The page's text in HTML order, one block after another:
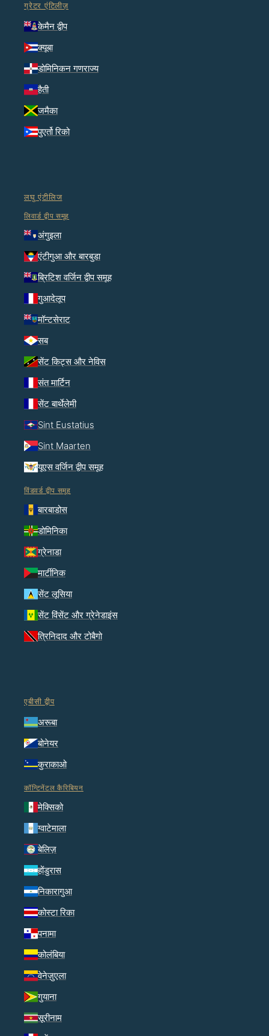
ग्रेटर एंटिलीज़
केमैन द्वीप
क्यूबा
डोमिनिकन गणराज्य
हैती
जमैका
पुएर्तो रिको
लघु एंटीलिज
लिवार्ड द्वीप समूह
अंगुइला
एंटीगुआ और बारबुडा
ब्रिटिश वर्जिन द्वीप समूह
गुआदेलूप
मॉन्टसेराट
सब
सेंट किट्स और नेविस
संत मार्टिन
सेंट बार्थेलेमी
Sint Eustatius
Sint Maarten
यूएस वर्जिन द्वीप समूह
विंडवर्ड द्वीप समूह
बारबाडोस
डोमिनिका
ग्रेनाडा
मार्टीनिक
सेंट लूसिया
सेंट विंसेंट और ग्रेनेडाइंस
त्रिनिदाद और टोबैगो
एबीसी द्वीप
अरूबा
बोनेयर
कुराकाओ
कॉन्टिनेंटल कैरिबियन
मेक्सिको
ग्वाटेमाला
बेलिज़
होंडुरास
निकारागुआ
कोस्टा रिका
पनामा
कोलंबिया
वेनेज़ुएला
गुयाना
सूरीनाम